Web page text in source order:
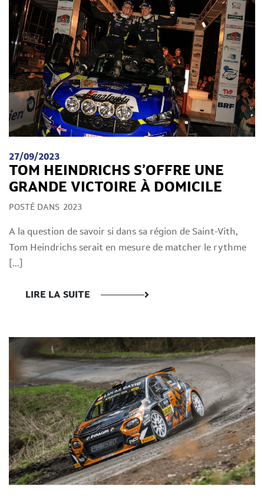
27/09/2023
TOM HEINDRICHS S’OFFRE UNE
GRANDE VICTOIRE À DOMICILE
POSTÉ DANS 2023
A la question de savoir si dans sa région de Saint-Vith,
Tom Heindrichs serait en mesure de matcher le rythme
[…]
LIRE LA SUITE